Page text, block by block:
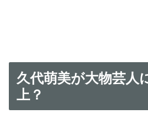
久代萌美が大物芸人
上？